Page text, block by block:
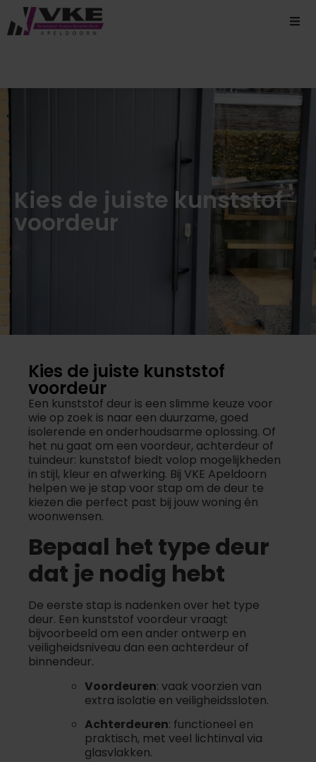
Kies de juiste kunststof
voordeur
Kies de juiste kunststof
voordeur
Een kunststof deur is een slimme keuze voor
wie op zoek is naar een duurzame, goed
isolerende en onderhoudsarme oplossing. Of
het nu gaat om een voordeur, achterdeur of
tuindeur: kunststof biedt volop mogelijkheden
in stijl, kleur en afwerking. Bij VKE Apeldoorn
helpen we je stap voor stap om de deur te
kiezen die perfect past bij jouw woning én
woonwensen.
Bepaal het type deur
dat je nodig hebt
De eerste stap is nadenken over het type
deur. Een kunststof voordeur vraagt
bijvoorbeeld om een ander ontwerp en
veiligheidsniveau dan een achterdeur of
binnendeur.
Voordeuren: vaak voorzien van
extra isolatie en veiligheidssloten.
Achterdeuren: functioneel en
praktisch, met veel lichtinval via
glasvlakken.